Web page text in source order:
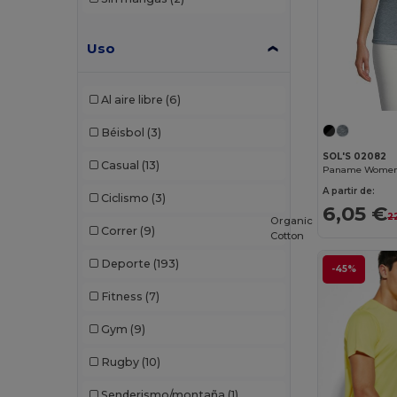
Uso
Al aire libre (6)
Béisbol (3)
Casual (13)
Ciclismo (3)
Correr (9)
Deporte (193)
Fitness (7)
Gym (9)
Rugby (10)
SOL'S 02082
A partir de:
6,05 €
-45%
Organic
Cotton